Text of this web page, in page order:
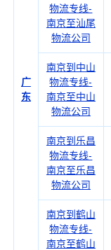
广
东
物流专线-
南京至汕尾
物流公司
南京到中山
物流专线-
南京至中山
物流公司
南京到乐昌
物流专线-
南京至乐昌
物流公司
南京到鹤山
物流专线-
南京至鹤山